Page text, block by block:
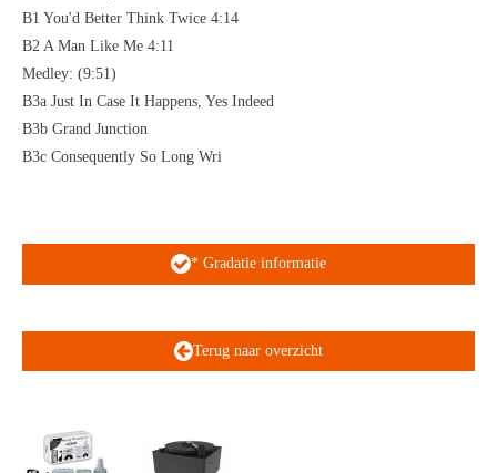
B1 You'd Better Think Twice 4:14
B2 A Man Like Me 4:11
Medley: (9:51)
B3a Just In Case It Happens, Yes Indeed
B3b Grand Junction
B3c Consequently So Long Wri
* Gradatie informatie
Terug naar overzicht